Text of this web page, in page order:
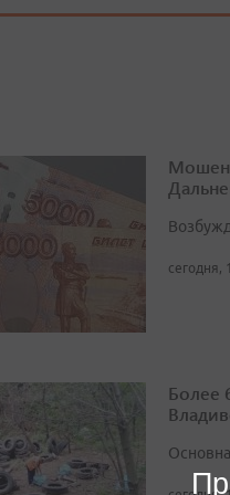
сегодня,
Более